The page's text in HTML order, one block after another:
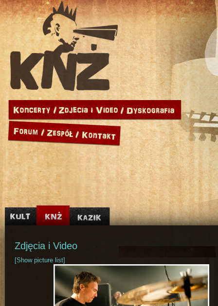
Zdjęcia i Video
[Show picture list]